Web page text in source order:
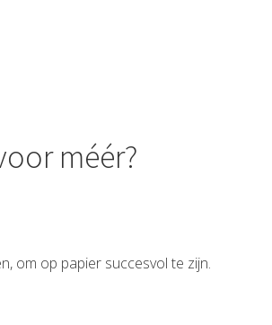
méér?
om op papier succesvol te zijn.